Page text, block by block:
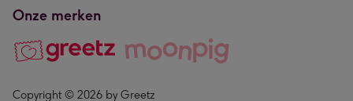
Onze merken
Copyright © 2026 by Greetz